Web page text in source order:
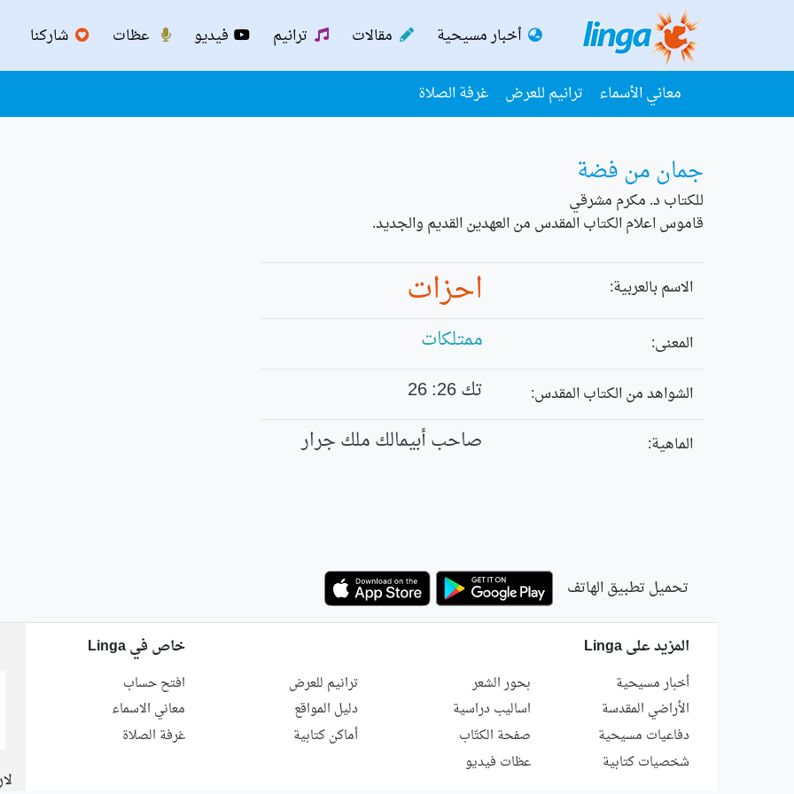
أخبار مسيحية مقالات ترانيم فيديو عظات شاركنا
معاني الأسماء ترانيم للعرض غرفة الصلاة
جمان من فضة
للكتاب د. مكرم مشرقي
قاموس اعلام الكتاب المقدس من العهدين القديم والجديد.
الاسم بالعربية: احزات
المعنى: ممتلكات
الشواهد من الكتاب المقدس: تك 26: 26
الماهية: صاحب أبيمالك ملك جرار
تحميل تطبيق الهاتف
المزيد على Linga
أخبار مسيحية
الأراضي المقدسة
دفاعيات مسيحية
شخصيات كتابية
بحور الشعر
اساليب دراسية
صفحة الكتّاب
عظات فيديو
ترانيم للعرض
دليل المواقع
أماكن كتابية
خاص في Linga
افتح حساب
معاني الاسماء
غرفة الصلاة